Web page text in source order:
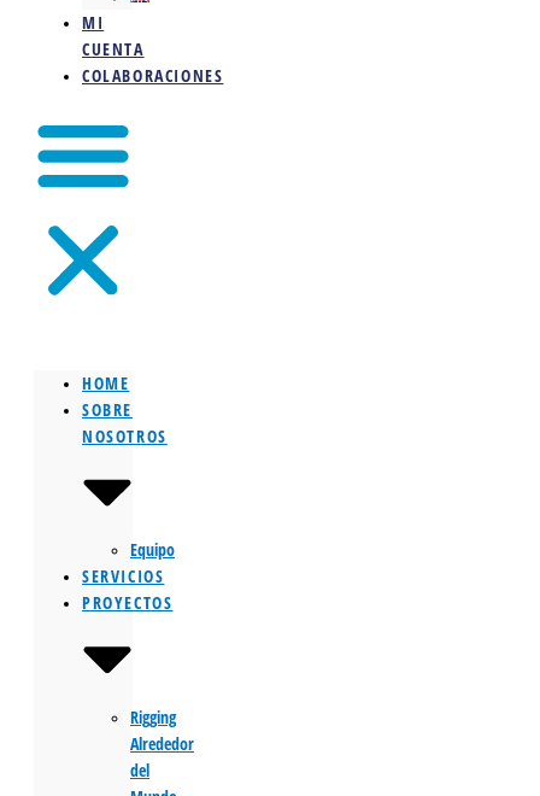
MI
CUENTA
COLABORACIONES
HOME
SOBRE
NOSOTROS
Equipo
SERVICIOS
PROYECTOS
Rigging
Alrededor
del